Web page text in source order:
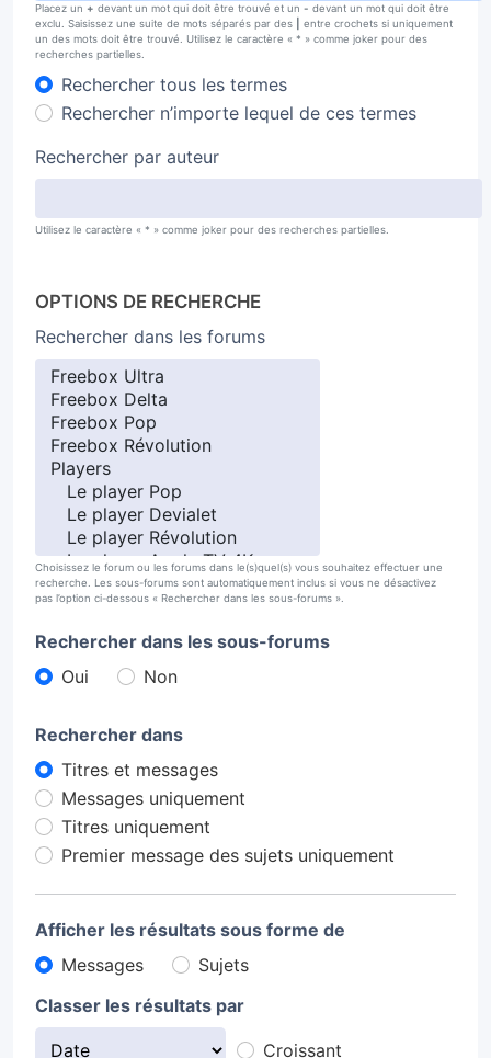
Placez un + devant un mot qui doit être trouvé et un - devant un mot qui doit être
exclu. Saisissez une suite de mots séparés par des
entre crochets si uniquement
un des mots doit être trouvé. Utilisez le caractère « * » comme joker pour des
recherches partielles.
Rechercher tous les termes
Rechercher n’importe lequel de ces termes
Rechercher par auteur
Utilisez le caractère « * » comme joker pour des recherches partielles.
OPTIONS DE RECHERCHE
Rechercher dans les forums
Choisissez le forum ou les forums dans le(s)quel(s) vous souhaitez effectuer une
recherche. Les sous-forums sont automatiquement inclus si vous ne désactivez
pas l’option ci-dessous « Rechercher dans les sous-forums ».
Rechercher dans les sous-forums
Oui
Non
Rechercher dans
Titres et messages
Messages uniquement
Titres uniquement
Premier message des sujets uniquement
Afficher les résultats sous forme de
Messages
Sujets
Classer les résultats par
Croissant